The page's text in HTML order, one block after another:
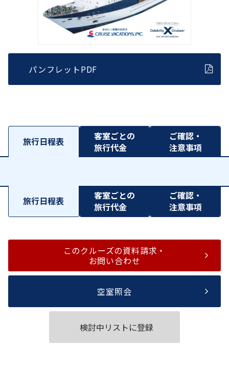
パンフレットPDF
旅行日程表
客室ごとの
旅行代金
ご確認・
注意事項
旅行日程表
客室ごとの
旅行代金
ご確認・
注意事項
このクルーズの資料請求・
お問い合わせ
空室照会
検討中リストに登録